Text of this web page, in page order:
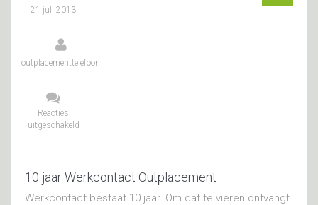
21 juli 2013
outplacementtelefoon
Reacties
uitgeschakeld
Outplacement
10 jaar Werkcontact Outplacement
Werkcontact bestaat 10 jaar. Om dat te vieren ontvangt